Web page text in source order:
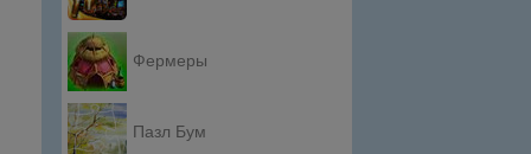
Фермеры
Пазл Бум